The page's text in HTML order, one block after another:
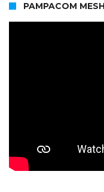
PAMPACOM MESH